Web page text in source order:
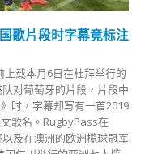
歌片段时字幕竟标注
载本月6日在杜拜举行的
对葡萄牙的片段，片段中
时，字幕却写有一首2019
歌名。RugbyPass在
及在澳洲的欧洲榄球冠军